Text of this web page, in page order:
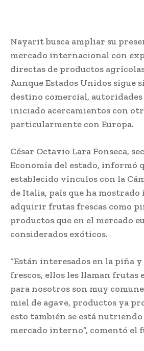
Nayarit busca ampliar su
mercado internacional con
directas de productos
Aunque Estados Unidos sigue
destino comercial, autoridades
iniciado acercamientos con
particularmente con Europa.
César Octavio Lara Fonseca,
Economía del estado, informó
establecido vínculos con la
de Italia, país que ha mostrado
adquirir frutas frescas como
productos que en el mercado
considerados exóticos.
“Están interesados en la piña
frescos, ellos les llaman frutas
para nosotros son muy
miel de agave, productos ya
esto también se está
mercado interno”, comentó el